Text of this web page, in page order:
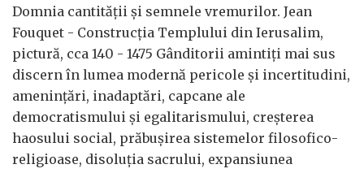
Domnia cantității și semnele vremurilor. Jean
Fouquet - Construcția Templului din Ierusalim,
pictură, cca 140 - 1475 Gânditorii amintiți mai sus
discern în lumea modernă pericole și incertitudini,
amenințări, inadaptări, capcane ale
democratismului și egalitarismului, creșterea
haosului social, prăbușirea sistemelor filosofico-
religioase, disoluția sacrului, expansiunea